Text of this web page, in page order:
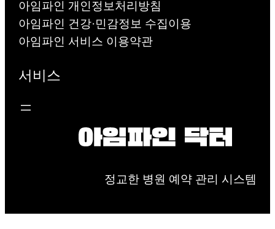
아임파인 개인정보처리방침
아임파인 건강·민감정보 수집이용
아임파인 서비스 이용약관
서비스
정교한 병원 예약 관리 시스템